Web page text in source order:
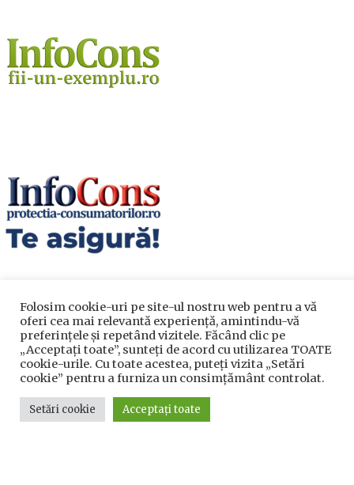
Utile
Utile
Folosim cookie-uri pe site-ul nostru web pentru a vă
oferi cea mai relevantă experiență, amintindu-vă
preferințele și repetând vizitele. Făcând clic pe
„Acceptați toate”, sunteți de acord cu utilizarea TOATE
cookie-urile. Cu toate acestea, puteți vizita „Setări
cookie” pentru a furniza un consimțământ controlat.
Setări cookie Acceptați toate